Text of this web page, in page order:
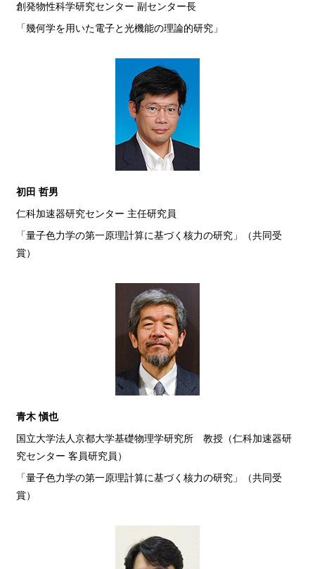
創発物性科学研究センター 副センター長
「幾何学を用いた電子と光機能の理論的研究」
初田 哲男
仁科加速器研究センター 主任研究員
「量子色力学の第一原理計算に基づく核力の研究」（共同受
賞）
青木 愼也
国立大学法人京都大学基礎物理学研究所 教授（仁科加速器研
究センター 客員研究員）
「量子色力学の第一原理計算に基づく核力の研究」（共同受
賞）